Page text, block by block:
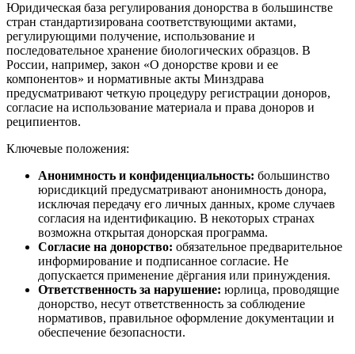
Юридическая база регулирования донорства в большинстве
стран стандартизирована соответствующими актами,
регулирующими получение, использование и
последовательное хранение биологических образцов. В
России, например, закон «О донорстве крови и ее
компонентов» и нормативные акты Минздрава
предусматривают четкую процедуру регистрации доноров,
согласие на использование материала и права доноров и
реципиентов.
Ключевые положения:
Анонимность и конфиденциальность: большинство
юрисдикций предусматривают анонимность донора,
исключая передачу его личных данных, кроме случаев
согласия на идентификацию. В некоторых странах
возможна открытая донорская программа.
Согласие на донорство: обязательное предварительное
информирование и подписанное согласие. Не
допускается применение дёргания или принуждения.
Ответственность за нарушение: юрлица, проводящие
донорство, несут ответственность за соблюдение
нормативов, правильное оформление документации и
обеспечение безопасности.